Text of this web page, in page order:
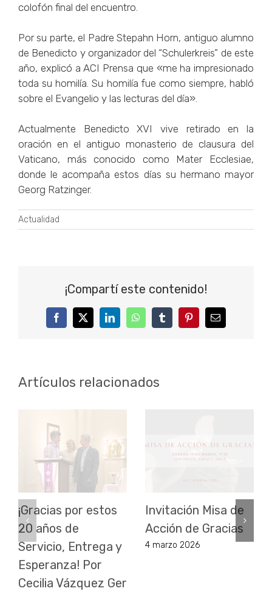
colofón final del encuentro.
Por su parte, el Padre Stepahn Horn, antiguo alumno
de Benedicto y organizador del “Schulerkreis” de este
año, explicó a ACI Prensa que «me ha impresionado
toda su homilía. Su homilía fue como siempre, habló
sobre el Evangelio y las lecturas del día».
Actualmente Benedicto XVI vive retirado en la
oración en el antiguo monasterio de clausura del
Vaticano, más conocido como Mater Ecclesiae,
donde le acompaña estos días su hermano mayor
Georg Ratzinger.
Actualidad
¡Compartí este contenido!
FacebookTwitterLinkedInWhatsAppTumblrPinterestCorreo
electrónico
Artículos relacionados
¡Gracias por estos
20 años de
Servicio, Entrega y
Esperanza! Por
Cecilia Vázquez Ger
Invitación Misa de
Acción de Gracias
4 marzo 2026